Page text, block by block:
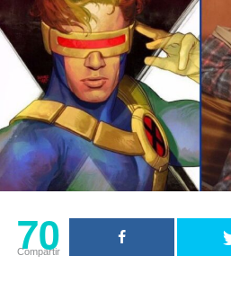
70
Compartir